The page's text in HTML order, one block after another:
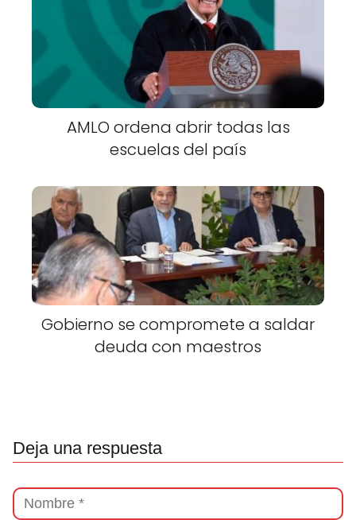
AMLO ordena abrir todas las
escuelas del país
Gobierno se compromete a saldar
deuda con maestros
Deja una respuesta